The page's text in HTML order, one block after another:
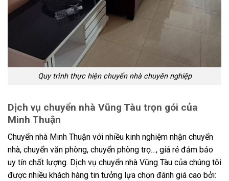
Quy trình thực hiện chuyển nhà chuyên nghiệp
Dịch vụ chuyển nhà Vũng Tàu trọn gói của
Minh Thuận
Chuyển nhà Minh Thuận với nhiều kinh nghiệm nhận chuyển
nhà, chuyển văn phòng, chuyển phòng trọ…, giá rẻ đảm bảo
uy tín chất lượng. Dịch vụ chuyển nhà Vũng Tàu của chúng tôi
được nhiều khách hàng tin tưởng lựa chọn đánh giá cao bởi: